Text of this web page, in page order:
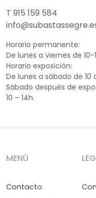
T 915 159 584
Horario permanente:
De lunes a viernes de 10-
Horario exposición:
De lunes a sábado de 10
Sábado después de
10 – 14h.
MENÚ
Contacto